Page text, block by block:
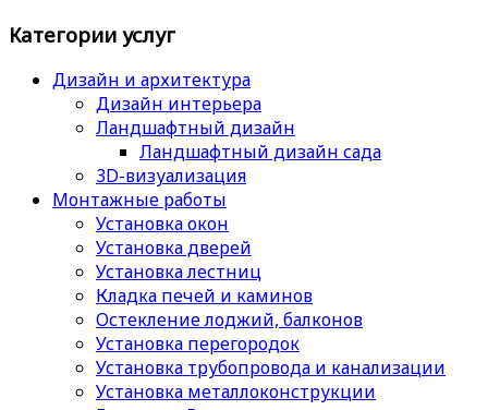
Категории услуг
Дизайн и архитектура
Дизайн интерьера
Ландшафтный дизайн
Ландшафтный дизайн сада
3D-визуализация
Монтажные работы
Установка окон
Установка дверей
Установка лестниц
Кладка печей и каминов
Остекление лоджий, балконов
Установка перегородок
Установка трубопровода и канализации
Установка металлоконструкции